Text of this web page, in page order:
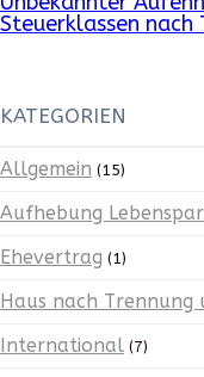
Steuerklassen nach
KATEGORIEN
Allgemein (15)
Aufhebung
Ehevertrag (1)
Haus nach Trennung
International (7)